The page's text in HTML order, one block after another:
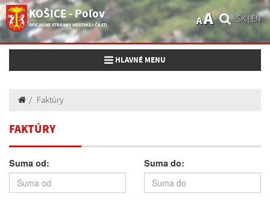
KOŠICE - Poľov
OFICIÁLNE STRÁNKY MESTSKEJ ČASTI
SK|EN
AA
Toggle navigation
HLAVNÉ MENU
Faktúry
FAKTÚRY
Suma od: Suma do: